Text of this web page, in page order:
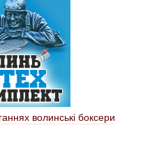
волинські боксери